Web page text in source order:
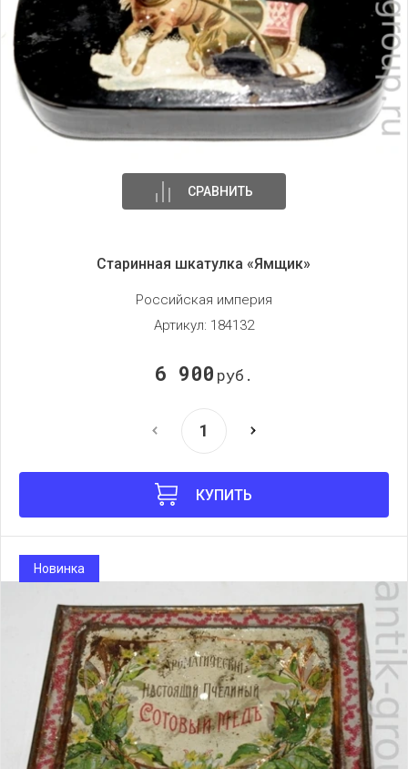
СРАВНИТЬ
Старинная шкатулка «Ямщик»
Российская империя
Артикул: 184132
6 900 руб.
КУПИТЬ
Новинка